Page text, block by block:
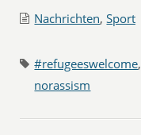
Nachrichten,Sport
#refugeeswelcome,
norassism